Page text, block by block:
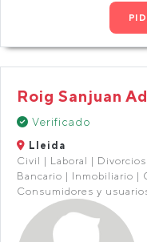
Roig Sanjuan
Verificado
Lleida
Civil | Laboral |
Bancario | Inmobiliario |
Consumidores y